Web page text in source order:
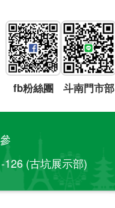
fb粉絲團 斗南門市部
(古坑展示部)